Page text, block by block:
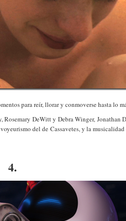
para reír, llorar y conmoverse hasta lo
DeWitt y Debra Winger, Jonathan
del de Cassavetes, y la
4.